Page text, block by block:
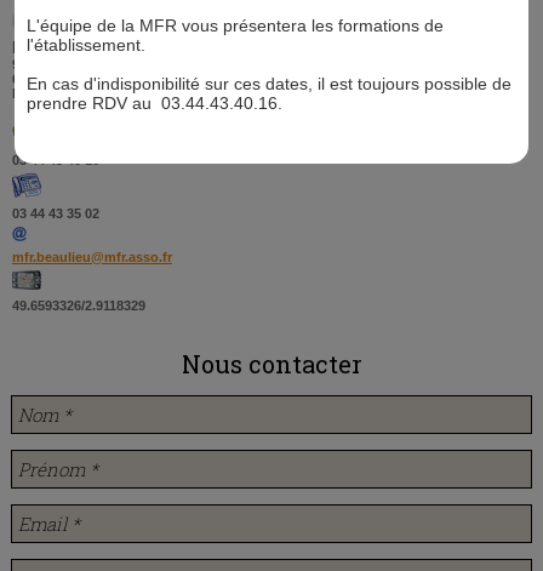
L'équipe de la MFR vous présentera les formations de
l'établissement.
En cas d'indisponibilité sur ces dates, il est toujours possible de
prendre RDV au 03.44.43.40.16.
MFR du NOYONNAIS
9 rue Jeanne d'Arc
60310 Beaulieu Les Fontaines
France
03 44 43 40 16
03 44 43 35 02
mfr.beaulieu@mfr.asso.fr
49.6593326/2.9118329
Nous contacter